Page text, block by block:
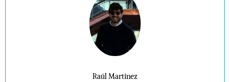
Raúl Martínez